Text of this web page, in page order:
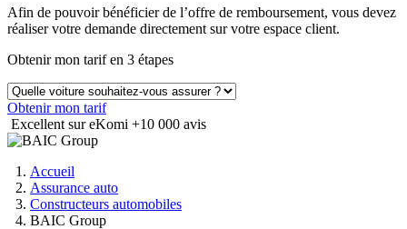
Afin de pouvoir bénéficier de l’offre de remboursement, vous devez
réaliser votre demande directement sur votre espace client.
Obtenir mon tarif en 3 étapes
Obtenir mon tarif
Excellent sur eKomi +10 000 avis
Accueil
Assurance auto
Constructeurs automobiles
BAIC Group